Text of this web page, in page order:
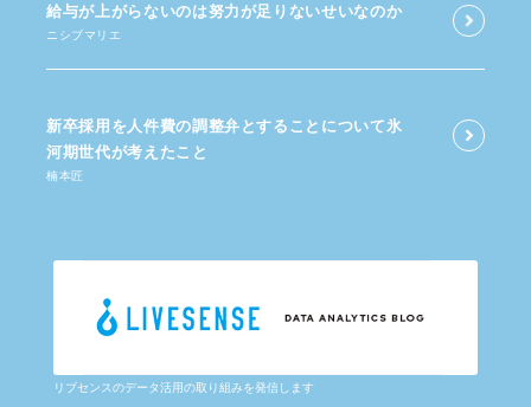
給与が​上がらないのは​努力が​足りないせいなのか
ニシブマリエ
新卒採用を​人件費の​調整弁と​する​ことに​ついて​氷
河期世代が​考えた​こと
楠本匠
リブセンスのデータ活用の取り組みを発信します